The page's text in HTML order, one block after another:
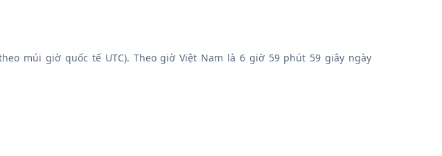
múi giờ quốc tế UTC). Theo giờ Việt Nam là 6 giờ 59 phút 59 giây ngày